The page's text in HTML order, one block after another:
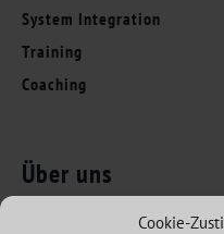
Cookie-
System Integration
Training
Coaching
Über uns